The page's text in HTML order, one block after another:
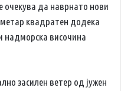
да наврнато нови
квадратен додека
надморска височина
засилен ветер од јужен